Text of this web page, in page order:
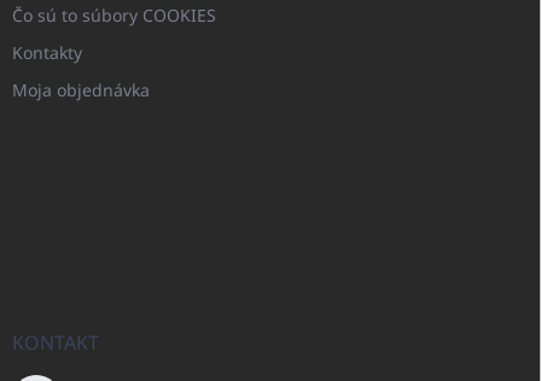
Čo sú to súbory COOKIES
Kontakty
Moja objednávka
KONTAKT